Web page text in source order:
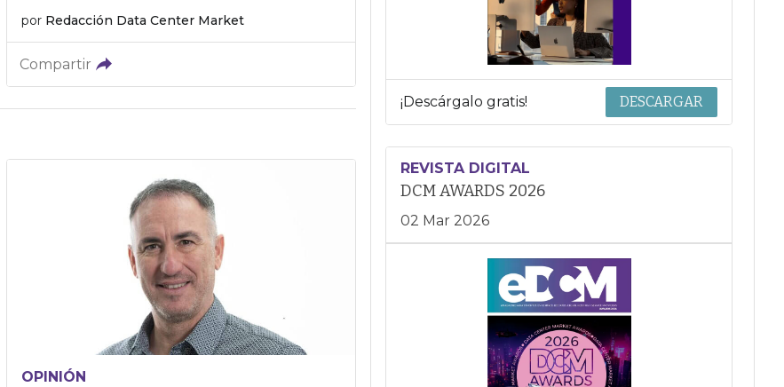
por Redacción Data Center Market
Compartir
OPINIÓN
¡Descárgalo gratis! DESCARGAR
REVISTA DIGITAL
DCM AWARDS 2026
02 Mar 2026